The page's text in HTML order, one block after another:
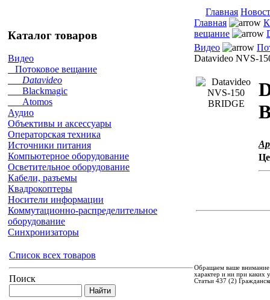
Главная
Каталог товаров
Видео
Потоковое вещание
Datavideo
Blackmagic
Atomos
Аудио
Объективы и аксессуары
Операторская техника
Источники питания
Компьютерное оборудование
Осветительное оборудование
Кабели, разъемы
Квадрокоптеры
Носители информации
Коммутационно-распределительное
оборудование
Синхронизаторы
Список всех товаров
Поиск
Главная
вещание
Видео
Datavideo NVS-
Обращаем ваше
характер и ни при каких
Статьи 437 (2)